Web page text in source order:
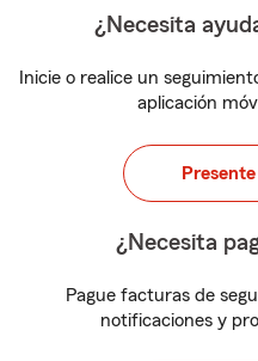
¿Necesita
Inicie o realice un
aplicación
¿Necesita
Pague facturas de
notificaciones y